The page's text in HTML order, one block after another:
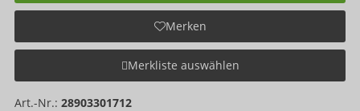
Merken
Merkliste auswählen
Art.-Nr.: 28903301712